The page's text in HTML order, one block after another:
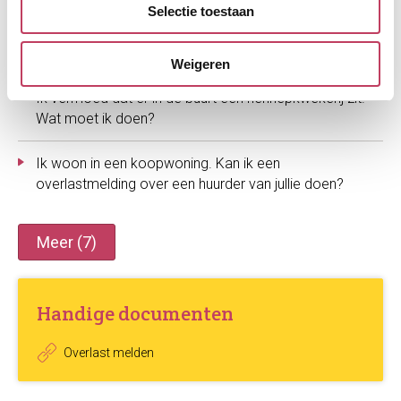
Selectie toestaan
Weigeren
Ik ervaar overlast van mijn buren/ buurtbewoners.
Ik vermoed dat er in de buurt een hennepkwekerij zit.
Wat moet ik doen?
Ik woon in een koopwoning. Kan ik een
overlastmelding over een huurder van jullie doen?
Meer (7)
Handige documenten
Overlast melden